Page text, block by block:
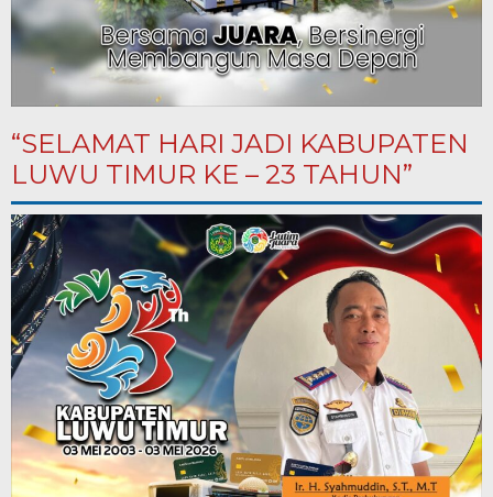
“SELAMAT HARI JADI KABUPATEN
LUWU TIMUR KE – 23 TAHUN”